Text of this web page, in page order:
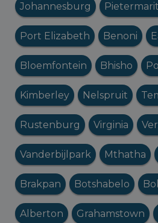
Johannesburg
Port Elizabeth Benoni
Bloemfontein Bhisho
Kimberley Nelspruit
Rustenburg Virginia
Vanderbijlpark Mthatha
Brakpan Botshabelo
Alberton Grahamstown